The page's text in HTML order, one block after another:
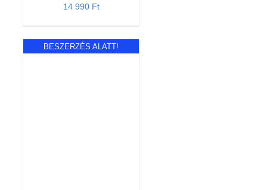
14 990 Ft
BESZERZÉS ALATT!